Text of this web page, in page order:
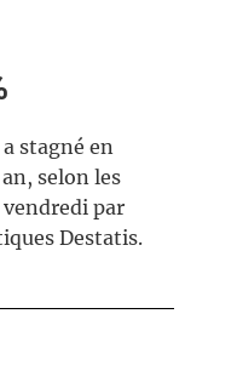
stagné en
selon les
par
Destatis.